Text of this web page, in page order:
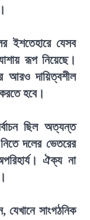
ইশতেহারে যেসব
রূপ নিয়েছে।
আরও দায়িত্বশীল
হবে।
ছিল অত্যন্ত
দলের ভেতরের
ঐক্য না
যেখানে সাংগঠনিক